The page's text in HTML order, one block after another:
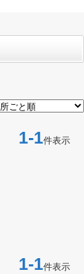
1-1件表示
1-1件表示